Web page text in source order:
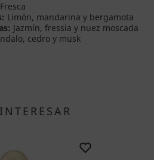
Fresca
Limón, mandarina y bergamota
Jazmín, fressia y nuez moscada
cedro y musk